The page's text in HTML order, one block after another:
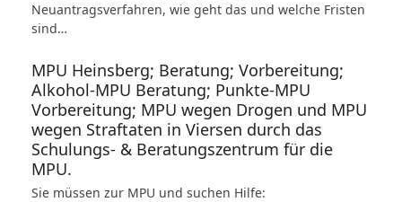
Neuantragsverfahren, wie geht das und welche Fristen
sind…
MPU Heinsberg; Beratung; Vorbereitung;
Alkohol-MPU Beratung; Punkte-MPU
Vorbereitung; MPU wegen Drogen und MPU
wegen Straftaten in Viersen durch das
Schulungs- & Beratungszentrum für die
MPU.
Sie müssen zur MPU und suchen Hilfe: